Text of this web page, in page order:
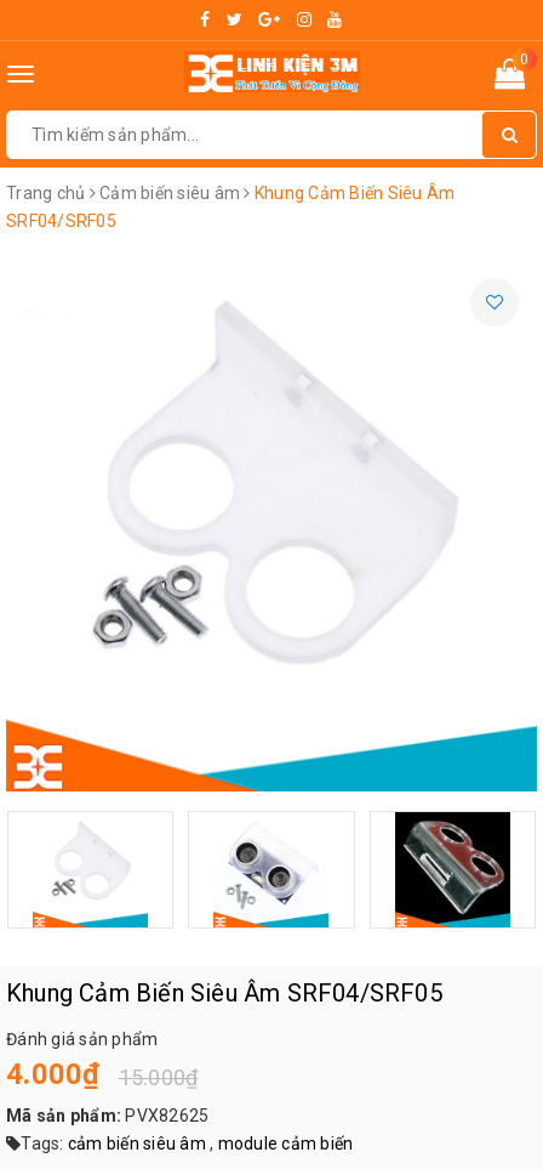
Toggle
0
Trang chủ Cảm biến siêu âm
Khung Cảm Biến Siêu Âm
SRF04/SRF05
Khung Cảm Biến Siêu Âm SRF04/SRF05
Đánh giá sản phẩm
4.000₫ 15.000₫
Mã sản phẩm: PVX82625
Tags: cảm biến siêu âm , module cảm biến